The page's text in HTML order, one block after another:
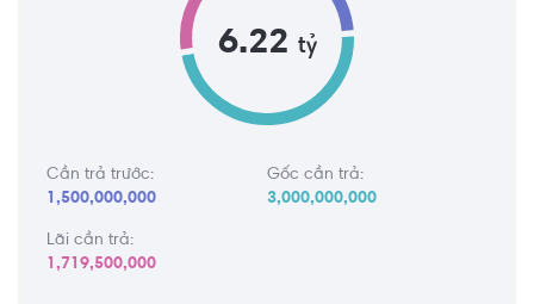
6.22 tỷ
Cần trả trước:
1,500,000,000
Gốc cần trả:
3,000,000,000
Lãi cần trả:
1,719,500,000